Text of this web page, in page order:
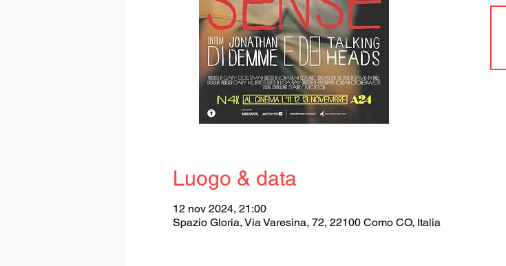
Luogo & data
12 nov 2024, 21:00
Spazio Gloria, Via Varesina, 72, 22100 Como CO, Italia